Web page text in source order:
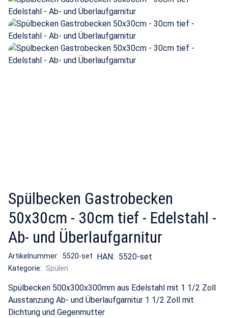
Spülbecken Gastrobecken
50x30cm - 30cm tief - Edelstahl -
Ab- und Überlaufgarnitur
Artikelnummer: 5520-set HAN: 5520-set
Kategorie: Spülen
Spülbecken 500x300x300mm aus Edelstahl mit 1 1/2 Zoll
Ausstanzung Ab- und Überlaufgarnitur 1 1/2 Zoll mit
Dichtung und Gegenmutter